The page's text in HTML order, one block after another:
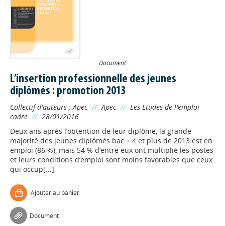
Document
L’insertion professionnelle des jeunes
diplômés : promotion 2013
Collectif d'auteurs ;Apec // Apec // Les Etudes de l'emploi
cadre // 28/01/2016
Deux ans après l’obtention de leur diplôme, la grande
majorité des jeunes diplômés bac + 4 et plus de 2013 est en
emploi (86 %), mais 54 % d’entre eux ont multiplié les postes
et leurs conditions d’emploi sont moins favorables que ceux
qui occup[...]
Ajouter au panier
Document